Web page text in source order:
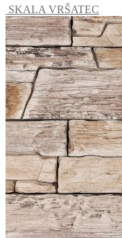
SKALA VRŠATEC